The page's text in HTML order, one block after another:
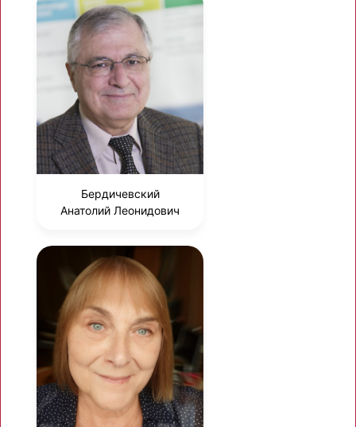
Бердичевский
Анатолий Леонидович